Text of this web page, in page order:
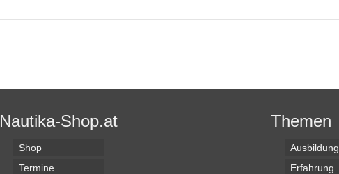
Nautika-Shop.at
Shop
Termine
Themen
Ausbildung
Erfahrung